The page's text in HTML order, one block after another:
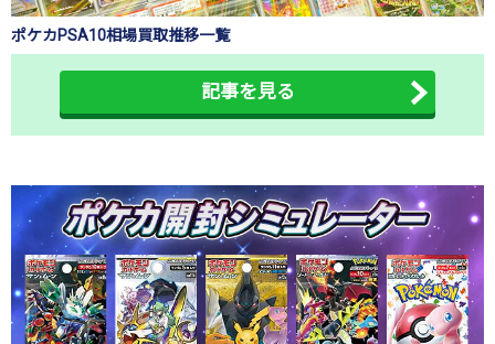
ポケカPSA10相場買取推移一覧
記事を見る